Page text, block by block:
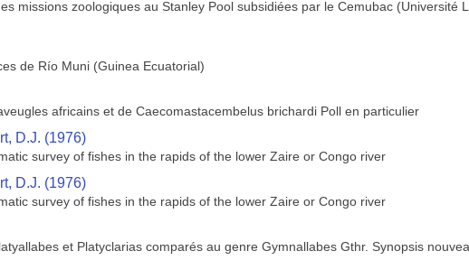
missions zoologiques au Stanley Pool subsidiées par le Cemubac (Université
de Río Muni (Guinea Ecuatorial)
africains et de Caecomastacembelus brichardi Poll en particulier
D.J. (1976)
survey of fishes in the rapids of the lower Zaire or Congo river
D.J. (1976)
survey of fishes in the rapids of the lower Zaire or Congo river
et Platyclarias comparés au genre Gymnallabes Gthr. Synopsis